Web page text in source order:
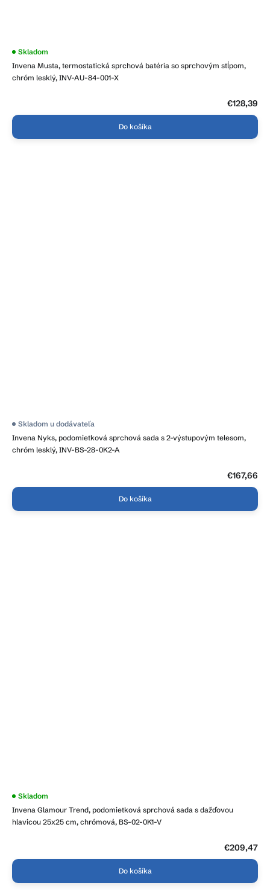
Invena Musta, termostatická sprchová batéria so sprchovým stĺpom,
chróm lesklý, INV-AU-84-001-X
Priemerné
produktu
je
Skladom
€128,39
Do košíka
Invena Nyks, podomietková sprchová sada s 2-výstupovým telesom,
chróm lesklý, INV-BS-28-0K2-A
Skladom u dodávateľa
€167,66
Do košíka
Invena Glamour Trend, podomietková sprchová sada s dažďovou
hlavicou 25x25 cm, chrómová, BS-02-0K1-V
Skladom
€209,47
Do košíka